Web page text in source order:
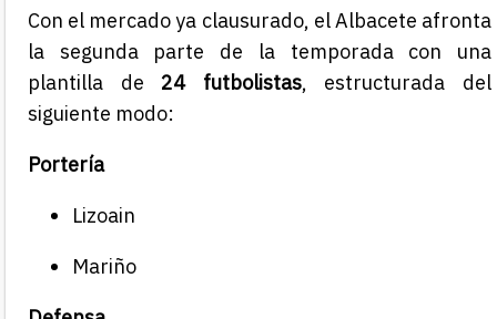
Con el mercado ya clausurado, el Albacete afronta
la segunda parte de la temporada con una
plantilla de 24 futbolistas, estructurada del
siguiente modo:
Portería
Lizoain
Mariño